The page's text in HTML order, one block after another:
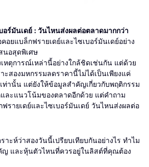
อร์มันเดย์ : วันไหนส่งผลต่อตลาดมากกว่า
อยแบล็กฟรายเดย์และไซเบอร์มันเดย์อย่าง
นอสุดพิเศษ
ตุการณ์เหล่านี้อย่างใกล้ชิดเช่นกัน แต่ด้วย
ะสองมหกรรมลดราคานี้ไม่ได้เป็นเพียงแค่
ท่านั้น แต่ยังให้ข้อมูลสำคัญเกี่ยวกับพฤติกรรม
ละแนวโน้มของตลาดอีกด้วย แต่คำถาม
รายเดย์และไซเบอร์มันเดย์ วันไหนส่งผลต่อ
าะห์ว่าสองวันนี้เปรียบเทียบกันอย่างไร ทำไม
ญ และหุ้นตัวไหนที่ควรอยู่ในลิสต์ที่คุณต้อง